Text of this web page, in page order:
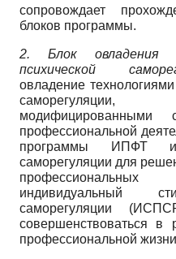
сопровождает
блоков программы.
2. Блок овладения
психической
овладение
модифицированными
профессиональной
программы ИПФТ и
саморегуляции для
индивидуальный
саморегуляции
совершенствоваться в
профессиональной